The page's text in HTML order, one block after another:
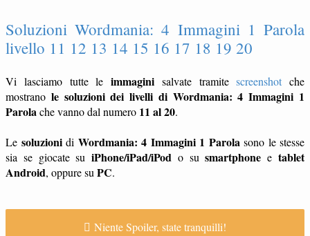
Soluzioni Wordmania: 4 Immagini 1 Parola
livello 11 12 13 14 15 16 17 18 19 20
Vi lasciamo tutte le immagini salvate tramitescreenshot che
mostrano le soluzioni dei livelli di Wordmania: 4 Immagini 1
Parolache vanno dal numero 11 al 20.
Le soluzionidi Wordmania: 4 Immagini 1 Parola sono le stesse
sia se giocate suiPhone/iPad/iPod o susmartphone etablet
Android, oppure su PC.
Niente Spoiler, state tranquilli!